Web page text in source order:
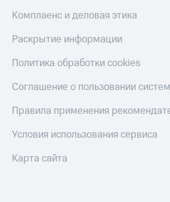
Комплаенс и деловая этика
Раскрытие информации
Политика обработки cookies
Соглашение о пользовании
Правила применения
Условия использования сервиса
Карта сайта